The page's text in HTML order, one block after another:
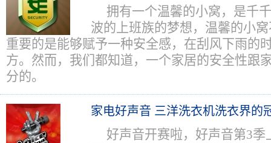
拥有一个温馨的小窝，是千
波的上班族的梦想，温馨的小
重要的是能够赋予一种安全感，在刮风下雨的
方。然而，我们都知道，一个家居的安全性跟
分的。
家电好声音 三洋洗衣机洗衣界的
好声音开赛啦，好声音第3